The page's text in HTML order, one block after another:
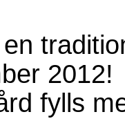
2012!
fylls